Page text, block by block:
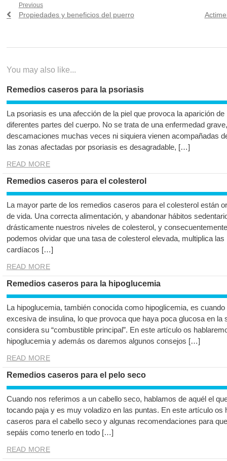
Navegación
entradas
Previous
Previous
Propiedades y beneficios del puerro
Next
You may also like...
Remedios caseros para la psoriasis
La psoriasis es una afección de la piel que provoca la aparición
diferentes partes del cuerpo. No se trata de una enfermedad
descamaciones muchas veces ni siquiera vienen acompañadas
las zonas afectadas por psoriasis es desagradable, […]
READ MORE
Remedios caseros para el colesterol
La mayor parte de los remedios caseros para el colesterol están
de vida. Una correcta alimentación, y abandonar hábitos
drásticamente nuestros niveles de colesterol, y
podemos olvidar que una tasa de colesterol elevada, multiplica
cardíacos […]
READ MORE
Remedios caseros para la hipoglucemia
La hipoglucemia, también conocida como hipoglicemia, es
excesiva de insulina, lo que provoca que haya poca glucosa en la
considera su “combustible principal”. En este artículo os
hipoglucemia y además os daremos algunos consejos […]
READ MORE
Remedios caseros para el pelo seco
Cuando nos referimos a un cabello seco, hablamos de aquél el
tocando paja y es muy voladizo en las puntas. En este artículo
caseros para el cabello seco y algunas recomendaciones para
sepáis como tenerlo en todo […]
READ MORE